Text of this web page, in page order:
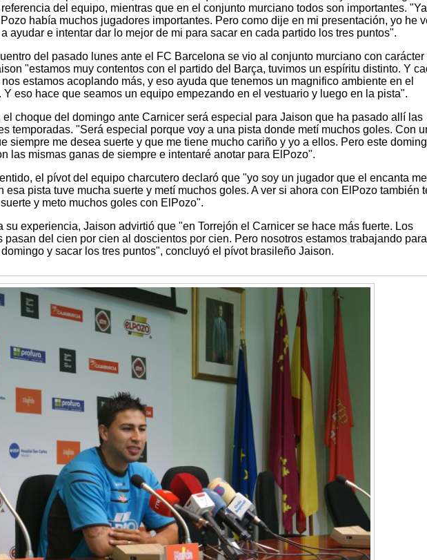
del equipo, mientras que en el conjunto murciano todos son importantes.
había muchos jugadores importantes. Pero como dije en mi presentación, yo he
ayudar e intentar dar lo mejor de mi para sacar en cada partido los tres puntos".
del pasado lunes ante el FC Barcelona se vio al conjunto murciano con carácter
"estamos muy contentos con el partido del Barça, tuvimos un espíritu distinto. Y
estamos acoplando más, y eso ayuda que tenemos un magnifico ambiente en el
Y eso hace que seamos un equipo empezando en el vestuario y luego en la pista".
el choque del domingo ante Carnicer será especial para Jaison que ha pasado allí las
temporadas. "Será especial porque voy a una pista donde metí muchos goles. Con
siempre me desea suerte y que me tiene mucho cariño y yo a ellos. Pero este
las mismas ganas de siempre e intentaré anotar para ElPozo".
el pívot del equipo charcutero declaró que "yo soy un jugador que el encanta
esa pista tuve mucha suerte y metí muchos goles. A ver si ahora con ElPozo también
suerte y meto muchos goles con ElPozo".
su experiencia, Jaison advirtió que "en Torrejón el Carnicer se hace más fuerte. Los
pasan del cien por cien al doscientos por cien. Pero nosotros estamos trabajando
y sacar los tres puntos", concluyó el pívot brasileño Jaison.